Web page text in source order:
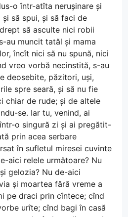
o într-atîta nerușinare și
să spui, și să faci de
să asculte nici robii
au muncit tatăl și mama
încît nici să nu spună, nici
vreo vorbă necinstită, s-au
deosebite, păzitori, uși,
spre seară, și să nu fie
chiar de rude; și de altele
se. Iar tu, venind, ai
o singură zi și ai pregătit-
prin acea serbare
în sufletul miresei cuvinte
aici relele următoare? Nu
gelozia? Nu de-aici
și moartea fără vreme a
pe draci prin cîntece; cînd
urîte; cînd bagi în casă